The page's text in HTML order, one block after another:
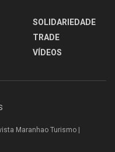
SOLIDARIEDADE
TRADE
VÍDEOS
Maranhao Turismo |